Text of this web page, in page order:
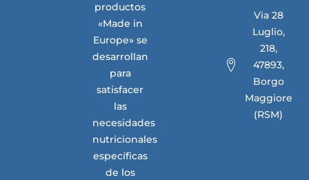
productos
«Made in
Europe» se
desarrollan
para
satisfacer
las
necesidades
nutricionales
específicas
de los
Via 28
Luglio,
218,
47893,
Borgo
Maggiore
(RSM)